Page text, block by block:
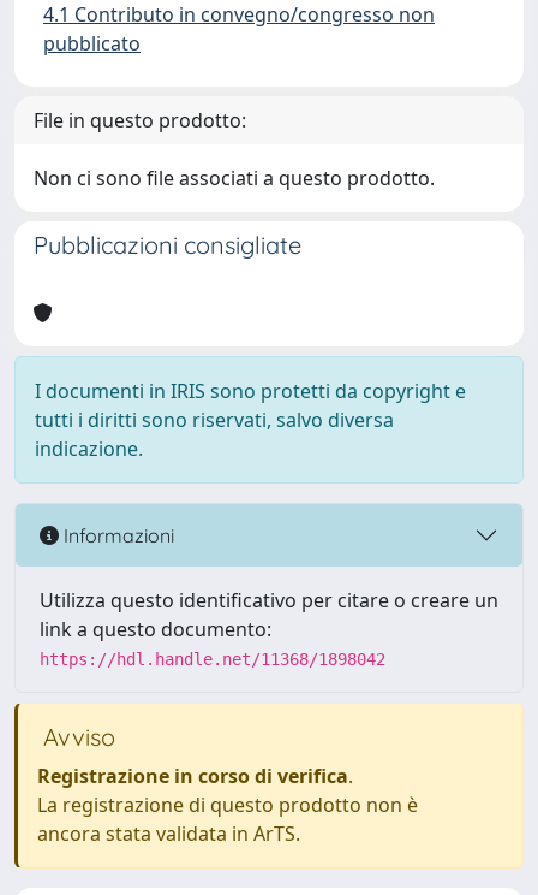
4.1 Contributo in convegno/congresso non
pubblicato
File in questo prodotto:
Non ci sono file associati a questo prodotto.
Pubblicazioni consigliate
I documenti in IRIS sono protetti da copyright e
tutti i diritti sono riservati, salvo diversa
indicazione.
Informazioni
Utilizza questo identificativo per citare o creare un
link a questo documento:
https://hdl.handle.net/11368/1898042
Avviso
Registrazione in corso di verifica.
La registrazione di questo prodotto non è
ancora stata validata in ArTS.